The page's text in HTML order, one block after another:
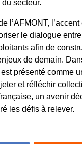
secteur.
l’AFMONT,
le dialogue
afin de
de demain.
présenté comme
et réfléchir
un avenir
les défis à relever.